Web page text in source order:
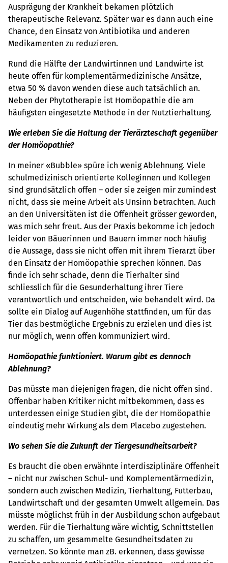
Ausprägung der Krankheit bekamen plötzlich
therapeutische Relevanz. Später war es dann auch eine
Chance, den Einsatz von Antibiotika und anderen
Medikamenten zu reduzieren.
Rund die Hälfte der Landwirtinnen und Landwirte ist
heute offen für komplementärmedizinische Ansätze,
etwa 50 % davon wenden diese auch tatsächlich an.
Neben der Phytotherapie ist Homöopathie die am
häufigsten eingesetzte Methode in der Nutztierhaltung.
Wie erleben Sie die Haltung der Tierärzteschaft gegenüber
der Homöopathie?
In meiner «Bubble» spüre ich wenig Ablehnung. Viele
schulmedizinisch orientierte Kolleginnen und Kollegen
sind grundsätzlich offen – oder sie zeigen mir zumindest
nicht, dass sie meine Arbeit als Unsinn betrachten. Auch
an den Universitäten ist die Offenheit grösser geworden,
was mich sehr freut. Aus der Praxis bekomme ich jedoch
leider von Bäuerinnen und Bauern immer noch häufig
die Aussage, dass sie nicht offen mit ihrem Tierarzt über
den Einsatz der Homöopathie sprechen können. Das
finde ich sehr schade, denn die Tierhalter sind
schliesslich für die Gesunderhaltung ihrer Tiere
verantwortlich und entscheiden, wie behandelt wird. Da
sollte ein Dialog auf Augenhöhe stattfinden, um für das
Tier das bestmögliche Ergebnis zu erzielen und dies ist
nur möglich, wenn offen kommuniziert wird.
Homöopathie funktioniert. Warum gibt es dennoch
Ablehnung?
Das müsste man diejenigen fragen, die nicht offen sind.
Offenbar haben Kritiker nicht mitbekommen, dass es
unterdessen einige Studien gibt, die der Homöopathie
eindeutig mehr Wirkung als dem Placebo zugestehen.
Wo sehen Sie die Zukunft der Tiergesundheitsarbeit?
Es braucht die oben erwähnte interdisziplinäre Offenheit
– nicht nur zwischen Schul- und Komplementärmedizin,
sondern auch zwischen Medizin, Tierhaltung, Futterbau,
Landwirtschaft und der gesamten Umwelt allgemein. Das
müsste möglichst früh in der Ausbildung schon aufgebaut
werden. Für die Tierhaltung wäre wichtig, Schnittstellen
zu schaffen, um gesammelte Gesundheitsdaten zu
vernetzen. So könnte man zB. erkennen, dass gewisse